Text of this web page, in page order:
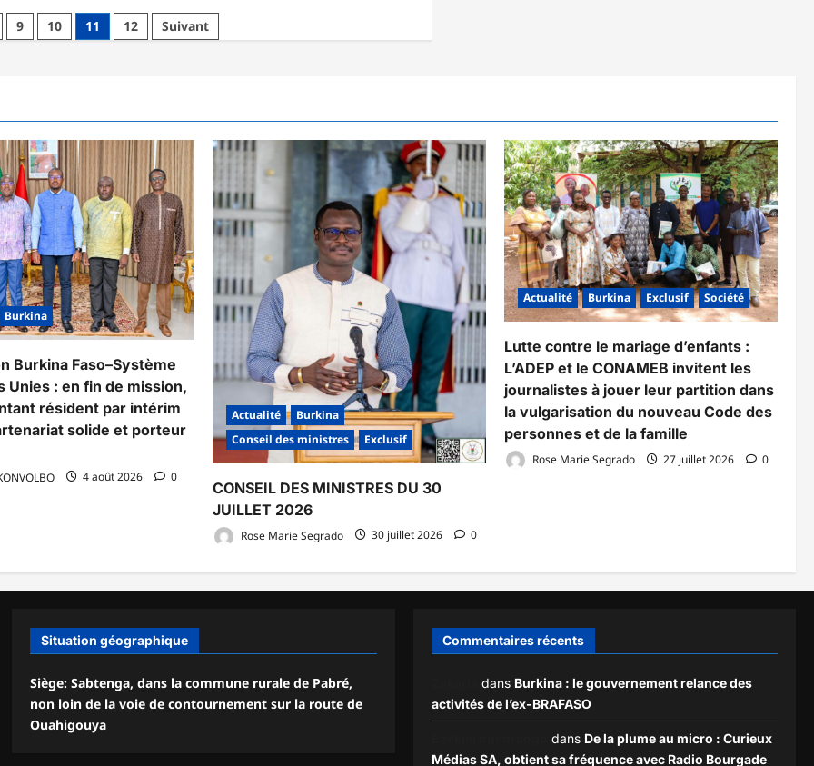
9 10 11 12 Suivant
Burkina
Burkina Faso–Système
Unies : en fin de mission,
résident par intérim
solide et porteur
4 août 2026 0
Actualité
Burkina
Conseil des ministres
Exclusif
CONSEIL DES MINISTRES DU 30
JUILLET 2026
Rose Marie Segrado 30 juillet 2026 0
Actualité Burkina Exclusif Société
Lutte contre le mariage d’enfants :
L’ADEP et le CONAMEB invitent les
journalistes à jouer leur partition dans
la vulgarisation du nouveau Code des
personnes et de la famille
Rose Marie Segrado 27 juillet 2026 0
Situation géographique
Siège: Sabtenga, dans la commune rurale de Pabré,
non loin de la voie de contournement sur la route de
Ouahigouya
Commentaires récents
dans Burkina : le gouvernement relance des
activités de l’ex-BRAFASO
dans De la plume au micro : Curieux
Médias SA, obtient sa fréquence avec Radio Bourgade